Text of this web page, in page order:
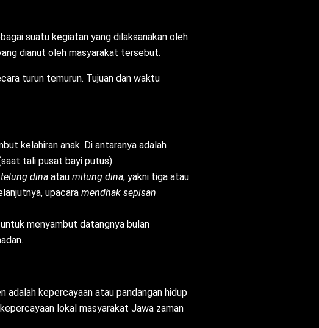
suatu kegiatan yang dilaksanakan oleh
dianut oleh masyarakat tersebut.
turun temurun. Tujuan dan waktu
kelahiran anak. Di antaranya adalah
tali pusat bayi putus).
telung dina atau mitung dina, yakni tiga atau
upacara mendhak sepisan
menyambut datangnya bulan
adalah kepercayaan atau pandangan hidup
lokal masyarakat Jawa zaman